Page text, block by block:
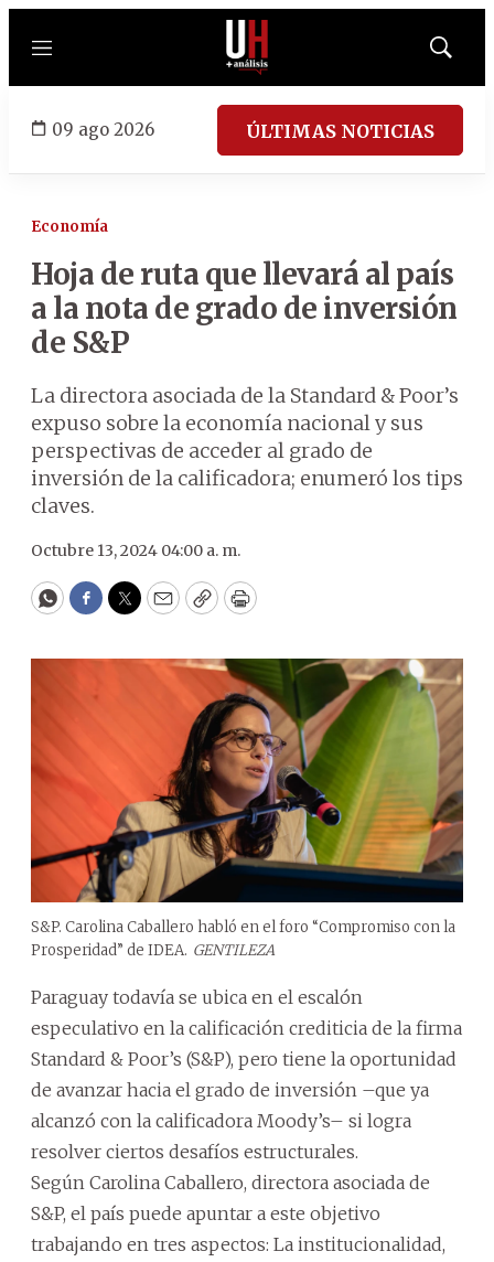
Menú
Mostrar
09 ago 2026 ÚLTIMAS NOTICIAS
Economía
Hoja de ruta que llevará al país
a la nota de grado de inversión
de S&P
La directora asociada de la Standard & Poor’s
expuso sobre la economía nacional y sus
perspectivas de acceder al grado de
inversión de la calificadora; enumeró los tips
claves.
Octubre 13, 2024 04:00 a. m.
WhatsApp
Facebook
Twitter
EmailCopyPrint
S&P. Carolina Caballero habló en el foro “Compromiso con la
Prosperidad” de IDEA. GENTILEZA
Paraguay todavía se ubica en el escalón
especulativo en la calificación crediticia de la firma
Standard & Poor’s (S&P), pero tiene la oportunidad
de avanzar hacia el grado de inversión –que ya
alcanzó con la calificadora Moody’s– si logra
resolver ciertos desafíos estructurales.
Según Carolina Caballero, directora asociada de
S&P, el país puede apuntar a este objetivo
trabajando en tres aspectos: La institucionalidad,